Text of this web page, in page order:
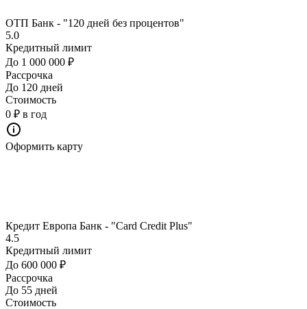
ОТП Банк - "120 дней без процентов"
5.0
Кредитный лимит
До 1 000 000 ₽
Рассрочка
До 120 дней
Стоимость
0 ₽ в год
Оформить карту
Кредит Европа Банк - "Card Credit Plus"
4.5
Кредитный лимит
До 600 000 ₽
Рассрочка
До 55 дней
Стоимость